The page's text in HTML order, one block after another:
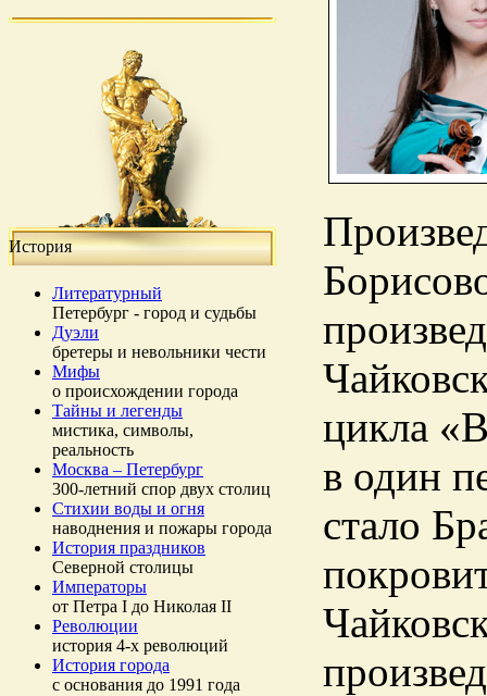
История
Литературный
Петербург - город и судьбы
Дуэли
бретеры и невольники чести
Мифы
о происхождении города
Тайны и легенды
мистика, символы,
реальность
Москва – Петербург
300-летний спор двух столиц
Стихии воды и огня
наводнения и пожары города
История праздников
Северной столицы
Императоры
от Петра I до Николая II
Революции
история 4-х революций
История города
с основания до 1991 года
цикла
в один
стало